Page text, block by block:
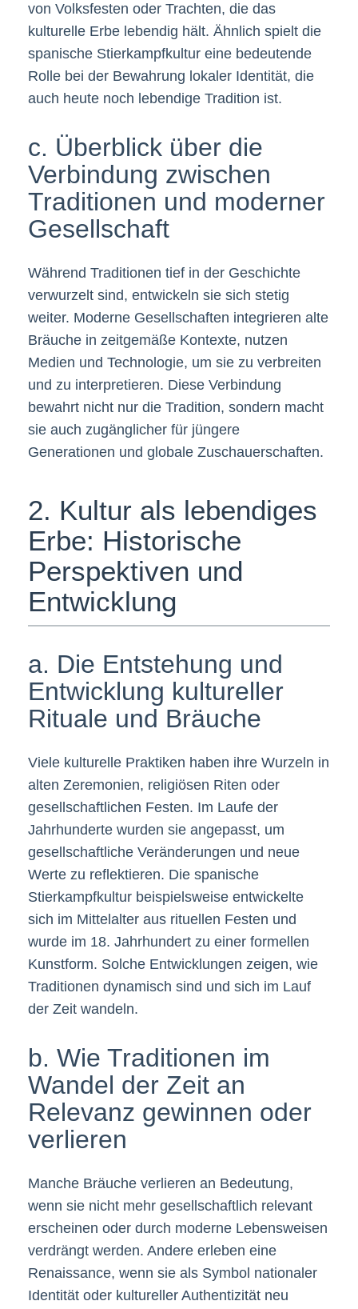
von Volksfesten oder Trachten, die das
kulturelle Erbe lebendig hält. Ähnlich spielt die
spanische Stierkampfkultur eine bedeutende
Rolle bei der Bewahrung lokaler Identität, die
auch heute noch lebendige Tradition ist.
c. Überblick über die
Verbindung zwischen
Traditionen und moderner
Gesellschaft
Während Traditionen tief in der Geschichte
verwurzelt sind, entwickeln sie sich stetig
weiter. Moderne Gesellschaften integrieren alte
Bräuche in zeitgemäße Kontexte, nutzen
Medien und Technologie, um sie zu verbreiten
und zu interpretieren. Diese Verbindung
bewahrt nicht nur die Tradition, sondern macht
sie auch zugänglicher für jüngere
Generationen und globale Zuschauerschaften.
2. Kultur als lebendiges
Erbe: Historische
Perspektiven und
Entwicklung
a. Die Entstehung und
Entwicklung kultureller
Rituale und Bräuche
Viele kulturelle Praktiken haben ihre Wurzeln in
alten Zeremonien, religiösen Riten oder
gesellschaftlichen Festen. Im Laufe der
Jahrhunderte wurden sie angepasst, um
gesellschaftliche Veränderungen und neue
Werte zu reflektieren. Die spanische
Stierkampfkultur beispielsweise entwickelte
sich im Mittelalter aus rituellen Festen und
wurde im 18. Jahrhundert zu einer formellen
Kunstform. Solche Entwicklungen zeigen, wie
Traditionen dynamisch sind und sich im Lauf
der Zeit wandeln.
b. Wie Traditionen im
Wandel der Zeit an
Relevanz gewinnen oder
verlieren
Manche Bräuche verlieren an Bedeutung,
wenn sie nicht mehr gesellschaftlich relevant
erscheinen oder durch moderne Lebensweisen
verdrängt werden. Andere erleben eine
Renaissance, wenn sie als Symbol nationaler
Identität oder kultureller Authentizität neu